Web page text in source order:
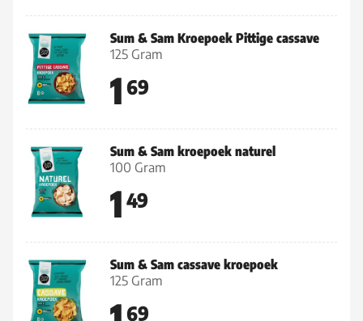
Sum & Sam Kroepoek Pittige cassave
125 Gram
1 69
Sum & Sam kroepoek naturel
100 Gram
1 49
Sum & Sam cassave kroepoek
125 Gram
69